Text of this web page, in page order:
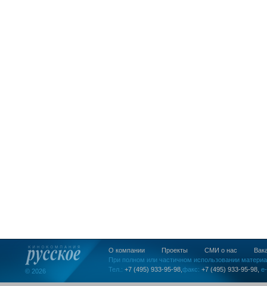
© 2026
О компании Проекты СМИ о нас
При полном или частичном использовании
Тел.: +7 (495) 933-95-98, факс: +7 (495) 933-95-98,